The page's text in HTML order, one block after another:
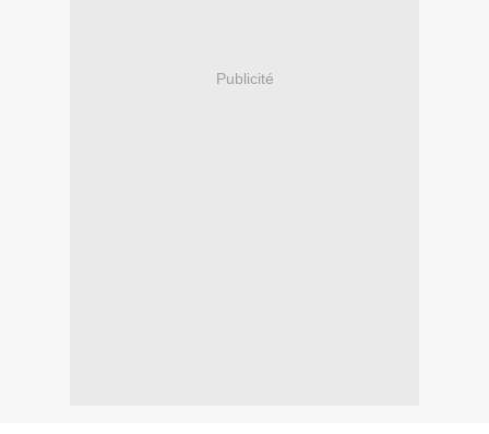
Publicité